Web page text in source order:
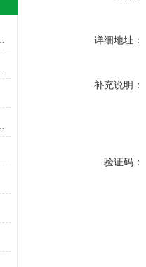
详细地址：
补充说明：
验证码：